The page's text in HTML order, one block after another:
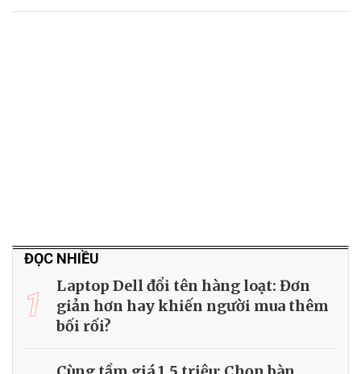
ĐỌC NHIỀU
1
Laptop Dell đổi tên hàng loạt: Đơn
giản hơn hay khiến người mua thêm
bối rối?